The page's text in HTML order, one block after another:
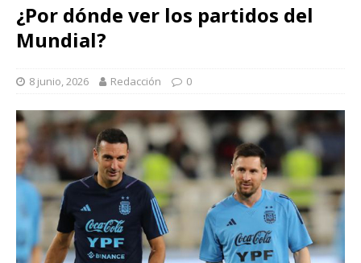
¿Por dónde ver los partidos del
Mundial?
8 junio, 2026 Redacción 0